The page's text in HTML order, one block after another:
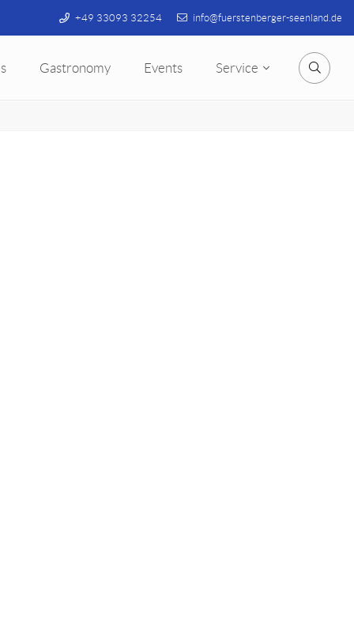
+49 33093 32254 info@fuerstenberger-seenland.de
Gastronomy Events Service Search